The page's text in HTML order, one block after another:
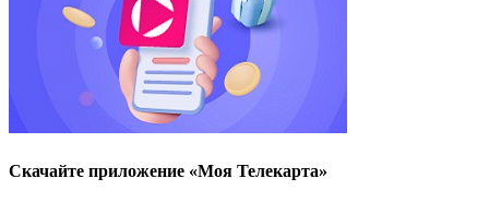
Скачайте приложение «Моя Телекарта»